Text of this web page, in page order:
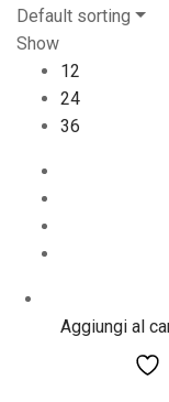
Default sorting
Show
12
24
36
Aggiungi al